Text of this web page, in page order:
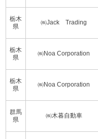
栃木
県
㈱Jack Trading
栃木
県
㈱Noa Corporation
栃木
県
㈱Noa Corporation
群馬
県
㈱木暮自動車